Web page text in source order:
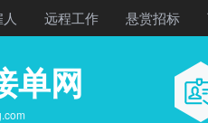
远程工作 悬赏招标
单网